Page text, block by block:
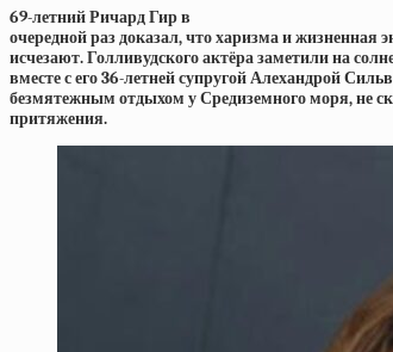
69-летний Ричард Гир в
очередной раз доказал, что харизма и жизненная
исчезают. Голливудского актёра заметили на
вместе с его 36-летней супругой Алехандрой
безмятежным отдыхом у Средиземного моря, не
притяжения.